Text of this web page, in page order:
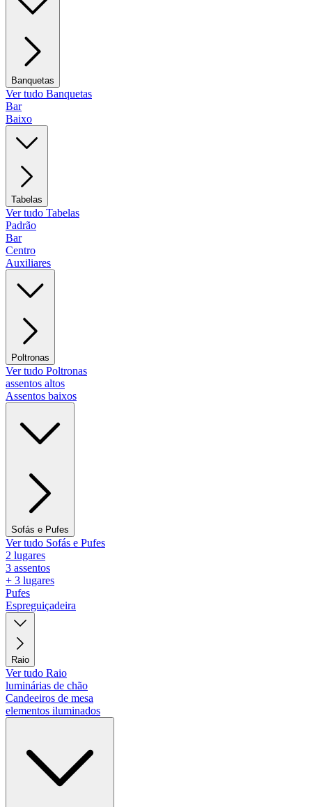
Banquetas
Ver tudo Banquetas
Bar
Baixo
Tabelas
Ver tudo Tabelas
Padrão
Bar
Centro
Auxiliares
Poltronas
Ver tudo Poltronas
assentos altos
Assentos baixos
Sofás e Pufes
Ver tudo Sofás e Pufes
2 lugares
3 assentos
+ 3 lugares
Pufes
Espreguiçadeira
Raio
Ver tudo Raio
luminárias de chão
Candeeiros de mesa
elementos iluminados